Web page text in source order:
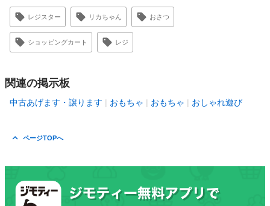
レジスター リカちゃん おさつ
ショッピングカート レジ
関連の掲示板
中古あげます・譲ります おもちゃ おもちゃ おしゃれ遊び
ページTOPへ